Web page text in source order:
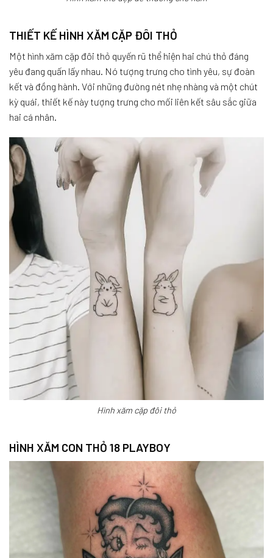
THIẾT KẾ HÌNH XĂM CẶP ĐÔI THỎ
Một hình xăm cặp đôi thỏ quyến rũ thể hiện hai chú thỏ đáng
yêu đang quấn lấy nhau. Nó tượng trưng cho tình yêu, sự đoàn
kết và đồng hành. Với những đường nét nhẹ nhàng và một chút
kỳ quái, thiết kế này tượng trưng cho mối liên kết sâu sắc giữa
hai cá nhân.
Hình xăm cặp đôi thỏ
HÌNH XĂM CON THỎ 18 PLAYBOY